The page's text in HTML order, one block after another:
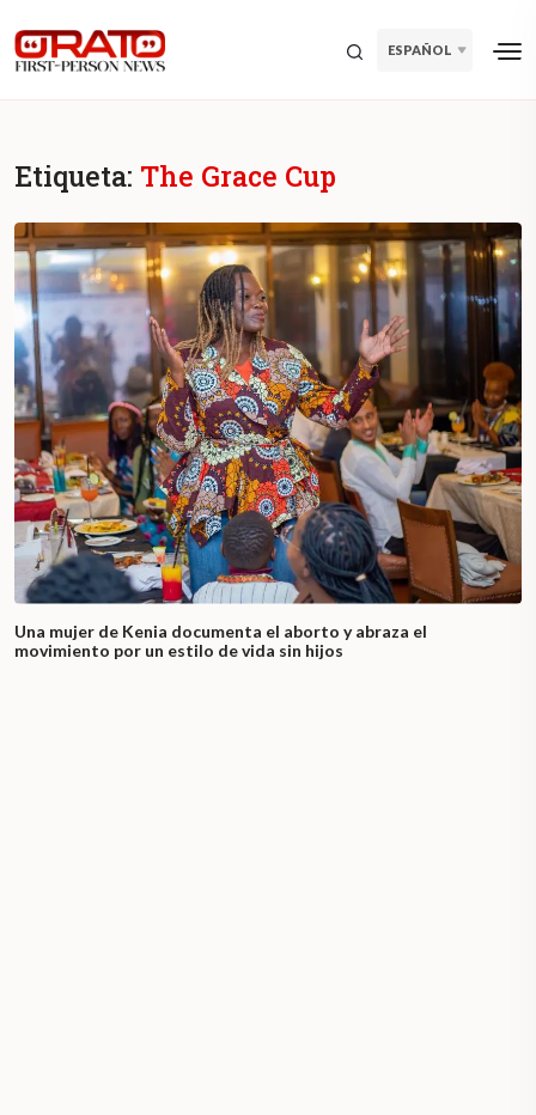
ESPAÑOL
Etiqueta: The Grace Cup
Una mujer de Kenia documenta el aborto y abraza el
movimiento por un estilo de vida sin hijos